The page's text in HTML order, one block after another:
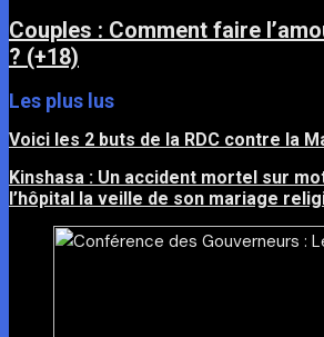
Couples : Comment faire
? (+18)
Les plus lus
Voici les 2 buts de la RDC contre la
Kinshasa : Un accident mortel sur
l’hôpital la veille de son mariage